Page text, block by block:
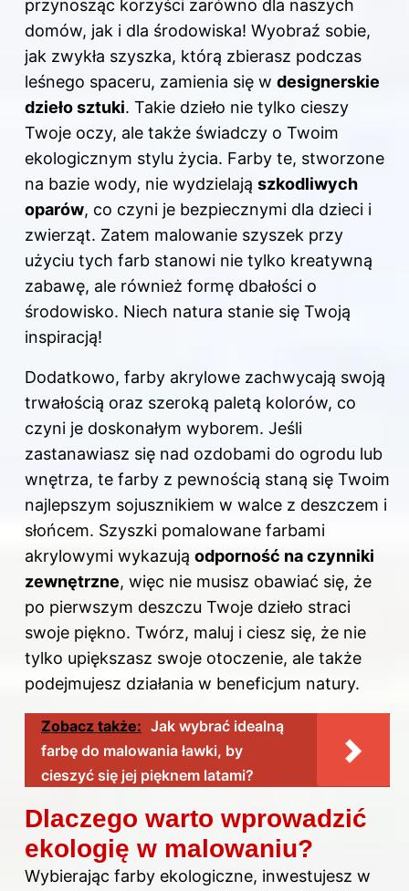
przynosząc korzyści zarówno dla naszych
domów, jak i dla środowiska! Wyobraź sobie,
jak zwykła szyszka, którą zbierasz podczas
leśnego spaceru, zamienia się w designerskie
dzieło sztuki. Takie dzieło nie tylko cieszy
Twoje oczy, ale także świadczy o Twoim
ekologicznym stylu życia. Farby te, stworzone
na bazie wody, nie wydzielają szkodliwych
oparów, co czyni je bezpiecznymi dla dzieci i
zwierząt. Zatem malowanie szyszek przy
użyciu tych farb stanowi nie tylko kreatywną
zabawę, ale również formę dbałości o
środowisko. Niech natura stanie się Twoją
inspiracją!
Dodatkowo, farby akrylowe zachwycają swoją
trwałością oraz szeroką paletą kolorów, co
czyni je doskonałym wyborem. Jeśli
zastanawiasz się nad ozdobami do ogrodu lub
wnętrza, te farby z pewnością staną się Twoim
najlepszym sojusznikiem w walce z deszczem i
słońcem. Szyszki pomalowane farbami
akrylowymi wykazują odporność na czynniki
zewnętrzne, więc nie musisz obawiać się, że
po pierwszym deszczu Twoje dzieło straci
swoje piękno. Twórz, maluj i ciesz się, że nie
tylko upiększasz swoje otoczenie, ale także
podejmujesz działania w beneficjum natury.
Zobacz także: Jak wybrać idealną
farbę do malowania ławki, by
cieszyć się jej pięknem latami?
Dlaczego warto wprowadzić
ekologię w malowaniu?
Wybierając farby ekologiczne, inwestujesz w